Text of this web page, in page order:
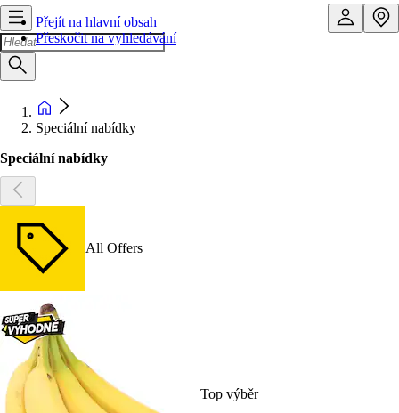
Přejít na hlavní obsah
Přeskočit na vyhledávání
Speciální nabídky
Speciální nabídky
All Offers
Top výběr